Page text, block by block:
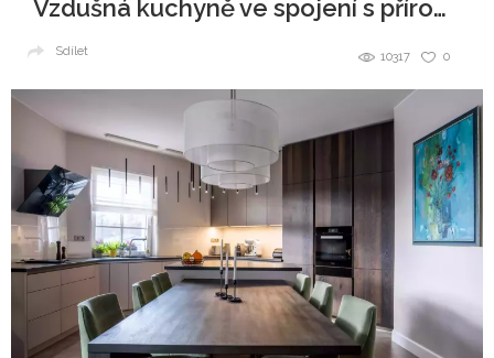
Vzdušná kuchyně ve spojení s přírodou
0
10317
Sdílet